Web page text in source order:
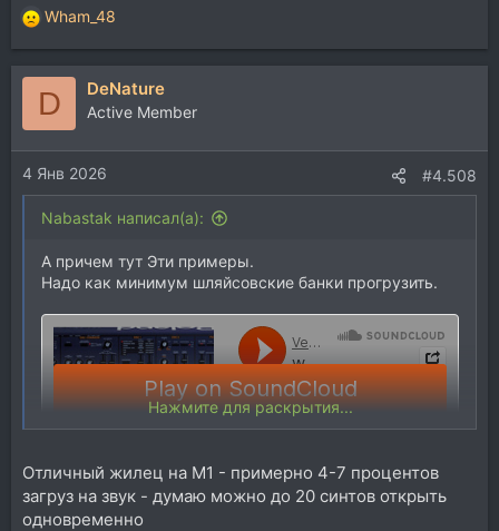
Р
е
а
и
и
:
Wham_48
D DeNature
Active Member
4 Янв 2026 #4.508
Nabastak написал(а):
А причем тут Эти примеры.
Надо как минимум шляйсовские банки прогрузить.
Нажмите для раскрытия...
Отличный жилец на М1 - примерно 4-7 процентов
загруз на звук - думаю можно до 20 синтов открыть
одновременно